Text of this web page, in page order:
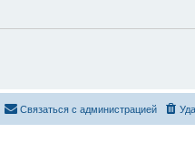
Связаться с администрацией